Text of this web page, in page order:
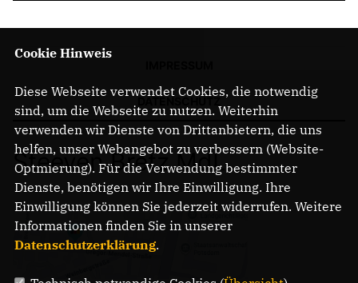
Steeven Bretz MdL
Cookie Hinweis
Diese Webseite verwendet Cookies, die notwendig
sind, um die Webseite zu nutzen. Weiterhin
verwenden wir Dienste von Drittanbietern, die uns
helfen, unser Webangebot zu verbessern (Website-
Optmierung). Für die Verwendung bestimmter
Dienste, benötigen wir Ihre Einwilligung. Ihre
Einwilligung können Sie jederzeit widerrufen. Weitere
Informationen finden Sie in unserer
Datenschutzerklärung.